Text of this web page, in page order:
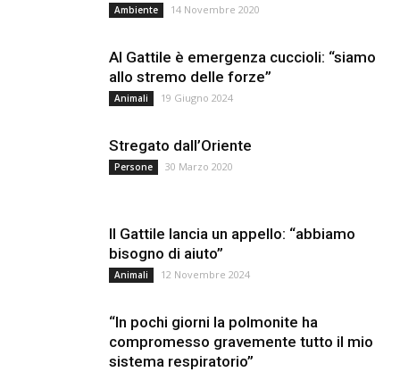
Ambiente 14 Novembre 2020
Al Gattile è emergenza cuccioli: “siamo
allo stremo delle forze”
Animali 19 Giugno 2024
Stregato dall’Oriente
Persone 30 Marzo 2020
Il Gattile lancia un appello: “abbiamo
bisogno di aiuto”
Animali 12 Novembre 2024
“In pochi giorni la polmonite ha
compromesso gravemente tutto il mio
sistema respiratorio”